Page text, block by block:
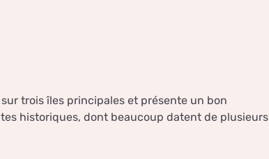
trois îles principales et présente un bon
historiques, dont beaucoup datent de plusieurs